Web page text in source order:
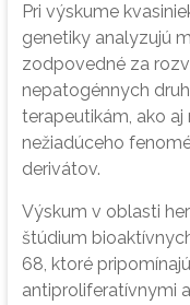
Pri výskume
genetiky analyzujú
zodpovedné za
nepatogénnych
terapeutikám, ako
nežiadúceho
derivátov.
Výskum v oblasti
štúdium
68, ktoré
antiproliferatívnymi